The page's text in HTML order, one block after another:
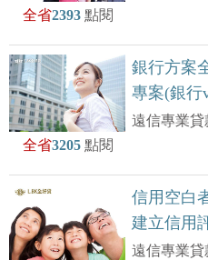
全省2393 點閱
銀行方案
專案(銀行
遠信專業貸
全省3205 點閱
信用空白
建立信用
遠信專業貸